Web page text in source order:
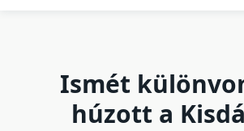
Ismét
húzott a